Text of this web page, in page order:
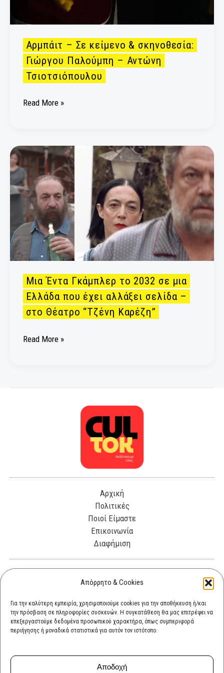
Απόρρητο & Cookies
Για την καλύτερη εμπειρία, χρησιμοποιούμε cookies για την αποθήκευση ή/και
την πρόσβαση σε πληροφορίες συσκευών. Η συγκατάθεση θα μας επιτρέψει να
επεξεργαστούμε δεδομένα προσωπικού χαρακτήρα, όπως συμπεριφορά
περιήγησης ή μοναδικά στατιστικά για αυτόν τον ιστότοπο.
Αποδοχή
Αρμπάιτ – Σε κείμενο & σκηνοθεσία:
Γιώργου Παλούμπη – Αντώνη
Τσιοτσιόπουλου
Read More »
Μια Έντα Γκάμπλερ το 2032 σε μια
Ελλάδα που έχει αλλάξει σελίδα –
στο Θέατρο “Τζένη Καρέζη”
Μια
Έντα
Γκάμπλερ
το
2032
σε
μια
Ελλάδα
που
έχει
αλλάξει
σελίδα
–
στο
“Τζένη
Read More »
Αρχική
Πολιτικές
Ποιοί Είμαστε
Επικοινωνία
Διαφήμιση
Λεωφόρος Θησέως 330. Καλλιθέα, 17675
cultok.gr@gmail.com